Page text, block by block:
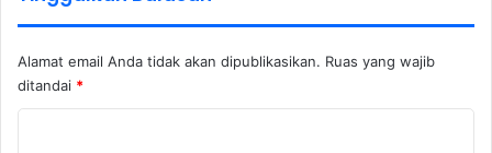
Alamat email Anda tidak akan dipublikasikan. Ruas yang wajib
ditandai *